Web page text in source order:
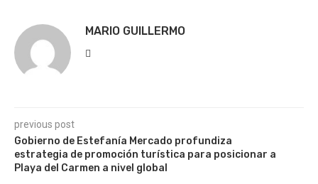
MARIO GUILLERMO
previous post
Gobierno de Estefanía Mercado profundiza
estrategia de promoción turística para posicionar a
Playa del Carmen a nivel global